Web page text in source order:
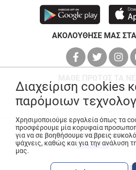
ΑΚΟΛΟΥΘΗΣΕ ΜΑΣ ΣΤΑ
© Copyright 2026ANEDIK Kritikos.
Made with
byDesquared
Διαχείριση cookies
παρόμοιων
Χρησιμοποιούμε εργαλεία όπως τα
προσφέρουμε μία κορυφαία
για να σε βοηθήσουμε να βρεις
ψάχνεις, καθώς και για την ανάλυση
μας.